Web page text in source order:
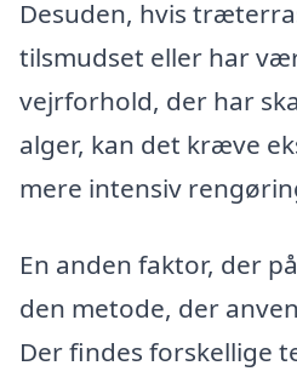
Desuden, hvis
tilsmudset eller har
vejrforhold, der har
alger, kan det kræve
mere intensiv
En anden faktor, der
den metode, der
Der findes forskellige